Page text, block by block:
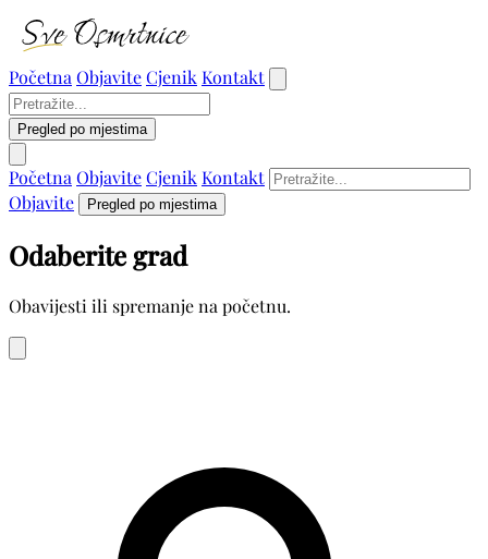
Početna ObjaviteCjenik Kontakt
Pregled po mjestima
Početna ObjaviteCjenik Kontakt
Objavite
Pregled po mjestima
Odaberite grad
Obavijesti ili spremanje na početnu.